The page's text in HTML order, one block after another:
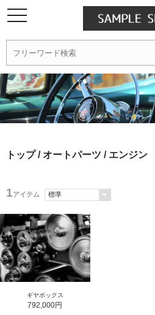
トップ/ オートパーツ / エンジン
1アイテム
ギヤボックス
792,000円